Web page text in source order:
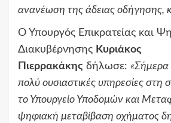
ανανέωση της άδειας οδήγησης,
Ο Υπουργός Επικρατείας και
Διακυβέρνησης Κυριάκος
Πιερρακάκης δήλωσε: «Σήμερα
πολύ ουσιαστικές υπηρεσίες στη
το Υπουργείο Υποδομών και
ψηφιακή μεταβίβαση οχήματος